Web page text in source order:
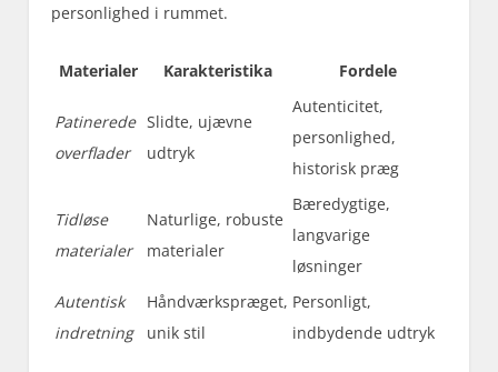
personlighed i rummet.
Materialer Karakteristika Fordele
Patinerede
overflader
Slidte, ujævne
udtryk
Autenticitet,
personlighed,
historisk præg
Tidløse
materialer
Naturlige, robuste
materialer
Bæredygtige,
langvarige
løsninger
Autentisk
indretning
Håndværkspræget,
unik stil
Personligt,
indbydende udtryk